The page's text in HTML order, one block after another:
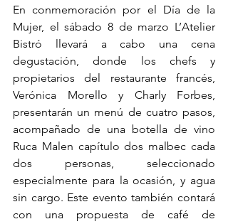
En conmemoración por el Día de la
Mujer, el sábado 8 de marzo L’Atelier
Bistró llevará a cabo una cena
degustación, donde los chefs y
propietarios del restaurante francés,
Verónica Morello y Charly Forbes,
presentarán un menú de cuatro pasos,
acompañado de una botella de vino
Ruca Malen capítulo dos malbec cada
dos personas, seleccionado
especialmente para la ocasión, y agua
sin cargo. Este evento también contará
con una propuesta de café de